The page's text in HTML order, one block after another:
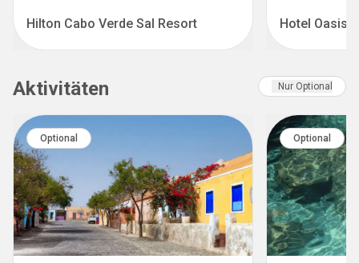
Hilton Cabo Verde Sal Resort Hotel Oasis
Aktivitäten Nur Optional
Optional Optional